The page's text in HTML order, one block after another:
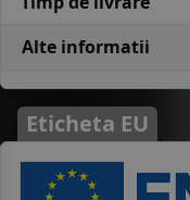
Alte informatii
Eticheta EU